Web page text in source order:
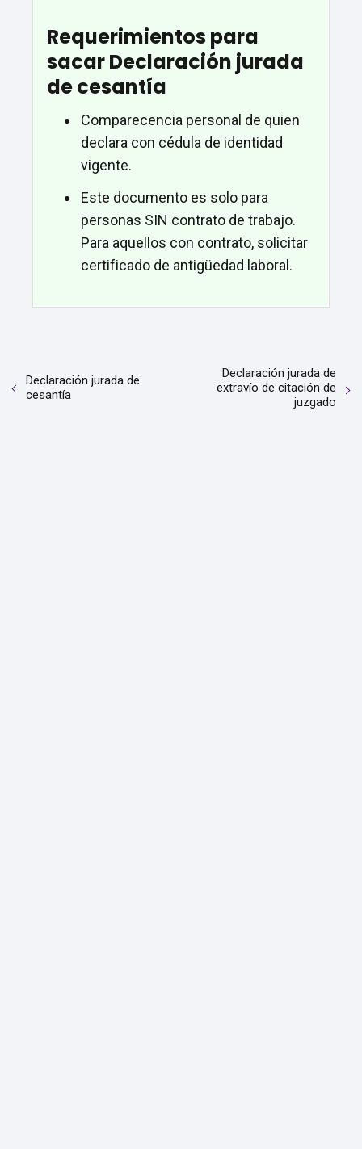
Requerimientos para
sacar Declaración jurada
de cesantía
Comparecencia personal de quien
declara con cédula de identidad
vigente.
Este documento es solo para
personas SIN contrato de trabajo.
Para aquellos con contrato, solicitar
certificado de antigüedad laboral.
Declaración jurada de
cesantía
Declaración jurada de
extravío de citación de
juzgado